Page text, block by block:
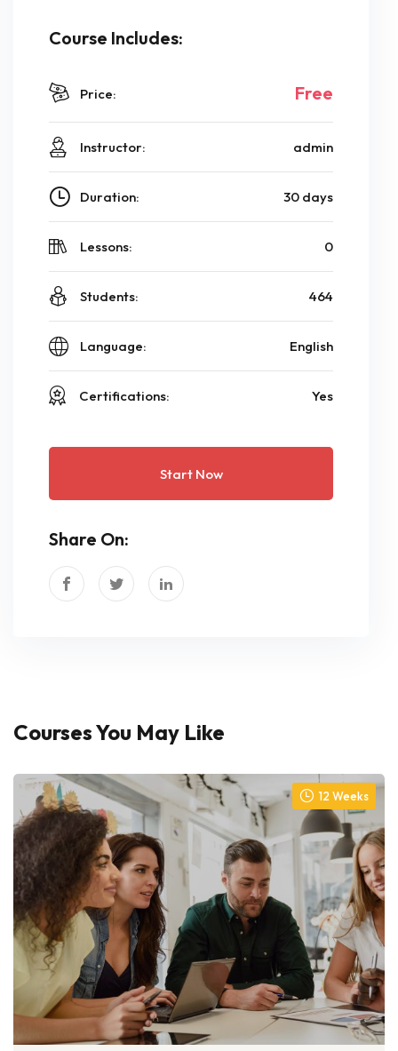
Course Includes:
Price: Free
Instructor: admin
Duration: 30 days
Lessons: 0
Students: 464
Language: English
Certifications: Yes
Start Now
Share On:
Courses You May Like
12 Weeks